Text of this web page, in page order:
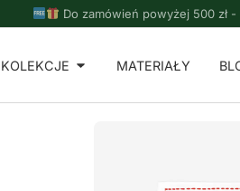
Do zamówień powyżej 500 zł
KOLEKCJE MATERIAŁY